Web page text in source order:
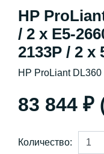
HP
/ 2 x E5-
2133P / 2 x
HP ProLiant
83 844
Количество: